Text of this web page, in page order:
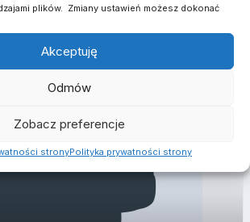
plików. Zmiany ustawień możesz dokonać
Akceptuję
Odmów
Zobacz preferencje
stronyPolityka prywatności strony